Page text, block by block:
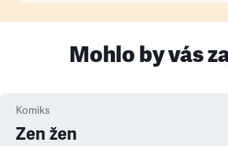
Mohlo by vás
Komiks
Zen žen